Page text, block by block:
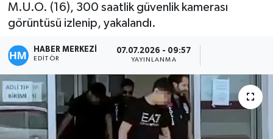
M.U.O. (16), 300 saatlik güvenlik kamerası
görüntüsü izlenip, yakalandı.
HABER MERKEZİ
EDITÖR
07.07.2026 - 09:57
YAYINLANMA